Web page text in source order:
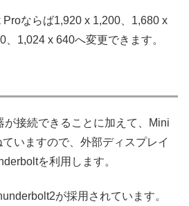
ならば1,920 x 1,200、1,680 x
、1,024 x 640へ変更できます。
接続できることに加えて、Mini
いますので、外部ディスプレイ
を利用します。
が採用されています。